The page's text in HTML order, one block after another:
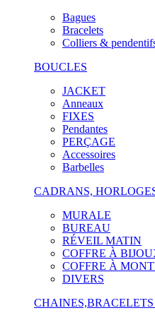
Bagues
Bracelets
Colliers &
BOUCLES
JACKET
Anneaux
FIXES
Pendantes
PERÇAGE
Accessoires
Barbelles
CADRANS,
MURALE
BUREAU
RÉVEIL MATIN
COFFRE À
COFFRE À
DIVERS